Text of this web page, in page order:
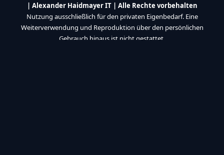
| Alexander Haidmayer IT | Alle Rechte vorbehalten
Nutzung ausschließlich für den privaten Eigenbedarf. Eine
Weiterverwendung und Reproduktion über den persönlichen
Gebrauch hinaus ist nicht gestattet.